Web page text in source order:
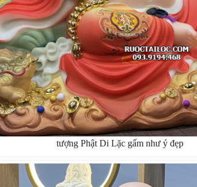
tượng Phật Di Lặc gấm như ý đẹp